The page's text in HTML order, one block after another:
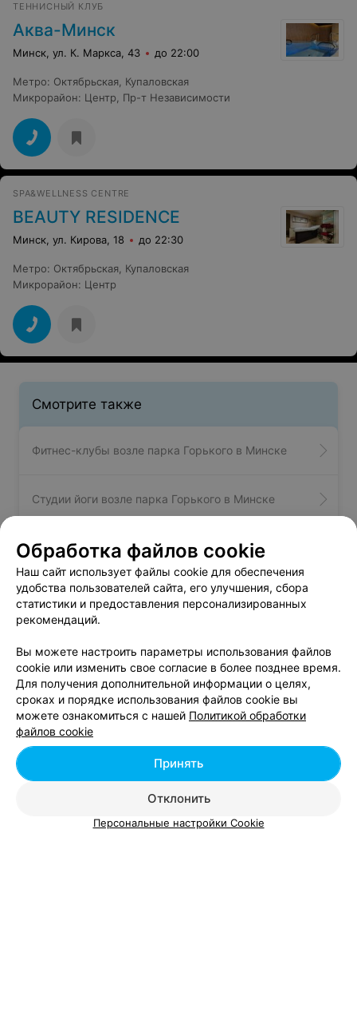
ТЕННИСНЫЙ КЛУБ
Аква-Минск
Минск, ул. К. Маркса, 43 до 22:00
Метро: Октябрьская, Купаловская
Микрорайон: Центр, Пр-т Независимости
SPA&WELLNESS CENTRE
BEAUTY RESIDENCE
Минск, ул. Кирова, 18 до 22:30
Метро: Октябрьская, Купаловская
Микрорайон: Центр
Смотрите также
Фитнес-клубы возле парка Горького в Минске
Студии йоги возле парка Горького в Минске
Вам будет интересно
Тренажерные залы возле пл. Бангалор и ул.
Некрасова в Минске
Тренажерные залы возле Лошицкого парка в
Минске
Тренажерные залы возле парка Победы в
Обработка файлов cookie
Наш сайт использует файлы cookie для обеспечения
удобства пользователей сайта, его улучшения, сбора
статистики и предоставления персонализированных
рекомендаций.
Вы можете настроить параметры использования файлов
cookie или изменить свое согласие в более позднее время.
Для получения дополнительной информации о целях,
сроках и порядке использования файлов cookie вы
можете ознакомиться с нашей Политикой обработки
файлов cookie
Отклонить
Принять
Персональные настройки Cookie